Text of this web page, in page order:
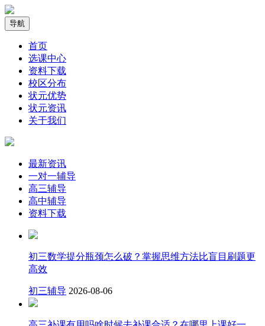
导航
首页
选课中心
资料下载
校区分布
状元优势
状元资讯
关于我们
最新资讯
一对一辅导
高三辅导
高中辅导
资料下载
​初三数学提分瓶颈怎么破？掌握思维方法比盲目刷题更
高效
初三辅导 2026-08-06